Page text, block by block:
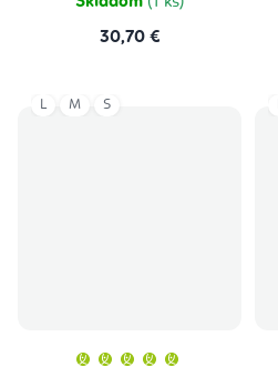
30,70 €
L M S